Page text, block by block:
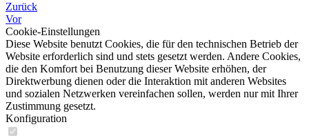
Zurück
Vor
Cookie-Einstellungen
Diese Website benutzt Cookies, die für den technischen Betrieb der
Website erforderlich sind und stets gesetzt werden. Andere Cookies,
die den Komfort bei Benutzung dieser Website erhöhen, der
Direktwerbung dienen oder die Interaktion mit anderen Websites
und sozialen Netzwerken vereinfachen sollen, werden nur mit Ihrer
Zustimmung gesetzt.
Konfiguration